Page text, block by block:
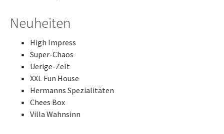
Neuheiten
High Impress
Super-Chaos
Uerige-Zelt
XXL Fun House
Hermanns Spezialitäten
Chees Box
Villa Wahnsinn